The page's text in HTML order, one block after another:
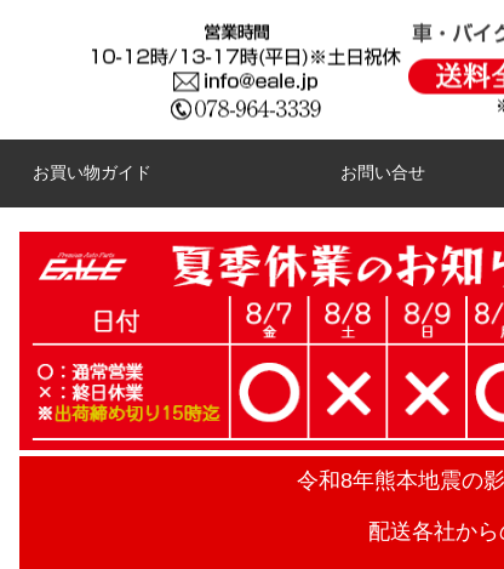
お買い物ガイド お問い合せ
令和8年熊本地震の
配送各社から